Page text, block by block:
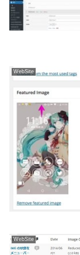
WebSite
WebSite